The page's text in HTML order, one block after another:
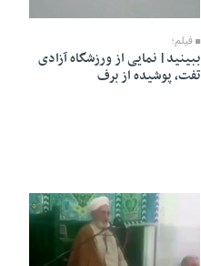
فیلم؛
ببینید| نمایی از ورزشگاه آزادی
تفت، پوشیده از برف